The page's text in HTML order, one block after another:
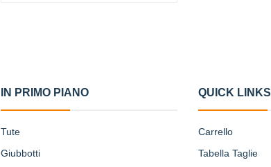
IN PRIMO PIANO
Tute
Giubbotti
QUICK LINKS
Carrello
Tabella Taglie